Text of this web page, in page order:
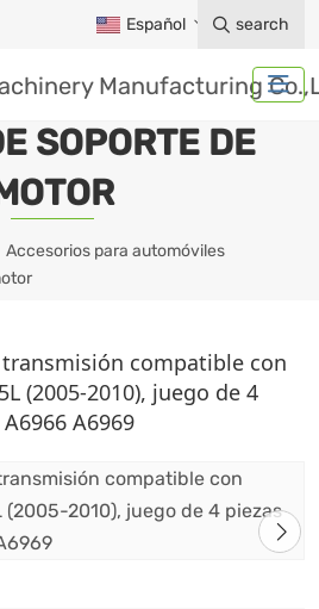
Español search
SOPORTE DE
Accesorios para automóviles
compatible con
(2005-2010), juego de 4
A6969